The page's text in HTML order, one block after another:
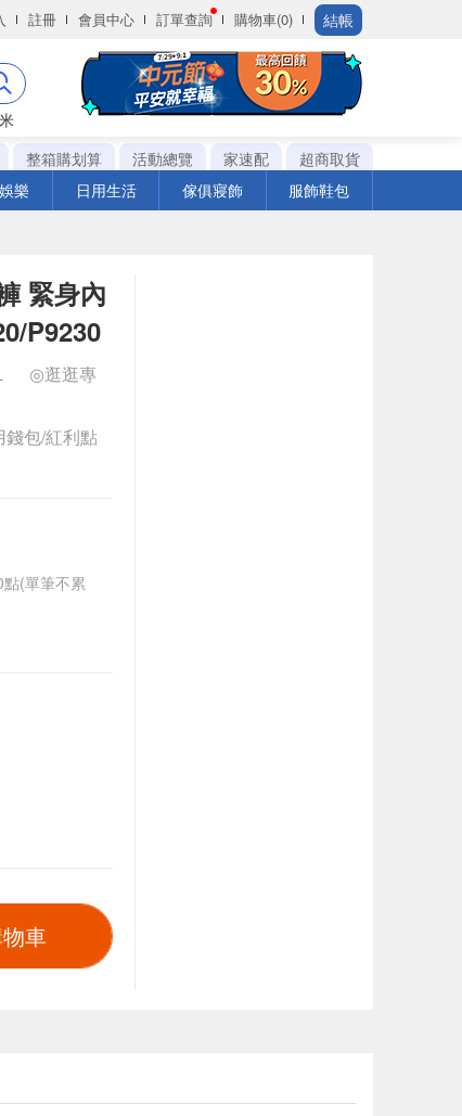
註冊 會員中心 訂單查詢 購物車(0) 結帳
米
整箱購划算 活動總覽 家速配
超商取貨
樂 日用生活 傢俱寢飾 服飾鞋包
緊身內
P9230
◎逛逛專
錢包/紅利點
(單筆不累
車